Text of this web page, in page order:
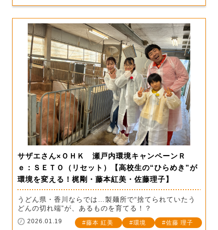
サザエさん×ＯＨＫ 瀬戸内環境キャンペーンＲ
ｅ：ＳＥＴＯ（リセット）【高校生の“ひらめき”が
環境を変える！梶剛・藤本紅美・佐藤理子】
うどん県・香川ならでは…製麺所で“捨てられていたう
どんの切れ端”が、あるものを育てる！？
2026.01.19 藤本 紅美 環境 佐藤 理子